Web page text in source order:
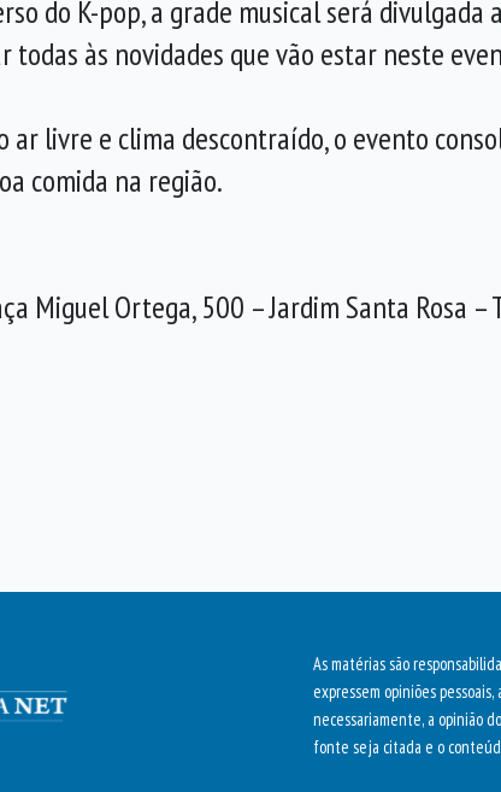
do K-pop, a grade musical será
às novidades que vão estar neste
ar livre e clima descontraído, o evento
comida na região.
Miguel Ortega, 500 – Jardim Santa Rosa –
As matérias são
expressem opiniões
necessariamente, a opinião
fonte seja citada e o